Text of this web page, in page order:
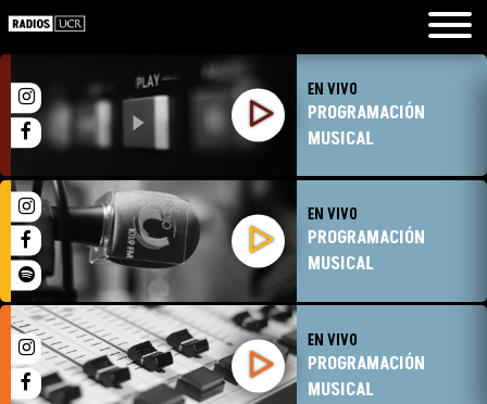
EN VIVO
PROGRAMACIÓN
MUSICAL
EN VIVO
PROGRAMACIÓN
MUSICAL
EN VIVO
PROGRAMACIÓN
MUSICAL